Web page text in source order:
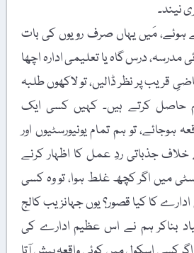
نیند۔
مَیں یہاں صرف رویوں کی بات
مدرسہ، درس گاہ یا تعلیمی ادارہ اچھا
قریب پر نظر ڈالیں، تو لاکھوں طلبہ
حاصل کرتے ہیں۔ کہیں کسی ایک
ہوجائے، تو ہم تمام یونیورسٹیوں اور
جذباتی ردِ عمل کا اظہار کرنے
میں اگر کچھ غلط ہوا، تو وہ کسی
ادارے کا کیا قصور؟ یوں جہانزیب کالج
بناکر ہم نے اس عظیم ادارے کی